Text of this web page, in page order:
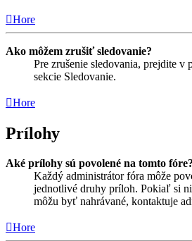
Hore
Ako môžem zrušiť sledovanie?
Pre zrušenie sledovania, prejdite
sekcie Sledovanie.
Hore
Prílohy
Aké prílohy sú povolené na tomto fóre?
Každý administrátor fóra môže
jednotlivé druhy príloh. Pokiaľ si
môžu byť nahrávané, kontaktuje
Hore